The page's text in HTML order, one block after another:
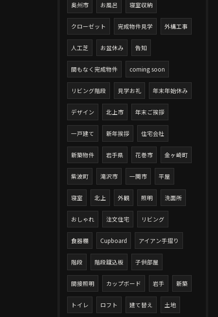
奥州市 お風呂 寝室収納
クローゼット 完成物件見学 外構工事
人工芝 お盆休み 告知
間もなく完成物件 coming soon
リビング階段 見学お礼 年末年始休み
デザイン 北上市 年末ご挨拶
一戸建て 新年挨拶 住宅会社
新築物件 岩手県 花巻市 金ヶ崎町
紫波町 滝沢市 一関市 平屋
寝室 北上 外観 照明 洗面所
おしゃれ 注文住宅 リビング
食器棚 Cupboard アイアン手摺り
階段 階段蹴込板 子供部屋
間接照明 カップボード 岩手 新築
トイレ ロフト 建て替え 土地